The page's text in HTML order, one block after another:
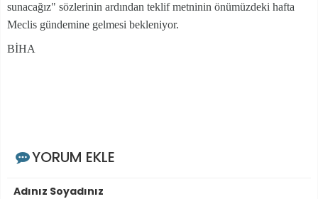
sunacağız" sözlerinin ardından teklif metninin önümüzdeki hafta
Meclis gündemine gelmesi bekleniyor.
BİHA
YORUM EKLE
Adınız Soyadınız